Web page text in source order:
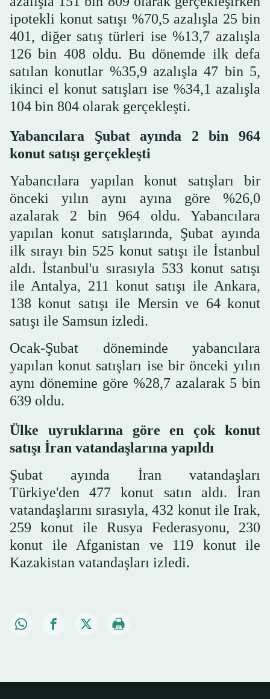
ipotekli konut satışı %70,5 azalışla 25 bin
401, diğer satış türleri ise %13,7 azalışla
126 bin 408 oldu. Bu dönemde ilk defa
satılan konutlar %35,9 azalışla 47 bin 5,
ikinci el konut satışları ise %34,1 azalışla
104 bin 804 olarak gerçekleşti.
Yabancılara Şubat ayında 2 bin 964
konut satışı gerçekleşti
Yabancılara yapılan konut satışları bir
önceki yılın aynı ayına göre %26,0
azalarak 2 bin 964 oldu. Yabancılara
yapılan konut satışlarında, Şubat ayında
ilk sırayı bin 525 konut satışı ile İstanbul
aldı. İstanbul'u sırasıyla 533 konut satışı
ile Antalya, 211 konut satışı ile Ankara,
138 konut satışı ile Mersin ve 64 konut
satışı ile Samsun izledi.
Ocak-Şubat döneminde yabancılara
yapılan konut satışları ise bir önceki yılın
aynı dönemine göre %28,7 azalarak 5 bin
639 oldu.
Ülke uyruklarına göre en çok konut
satışı İran vatandaşlarına yapıldı
Şubat ayında İran vatandaşları
Türkiye'den 477 konut satın aldı. İran
vatandaşlarını sırasıyla, 432 konut ile Irak,
259 konut ile Rusya Federasyonu, 230
konut ile Afganistan ve 119 konut ile
Kazakistan vatandaşları izledi.